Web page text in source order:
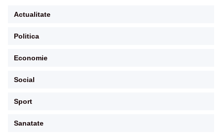
Actualitate
Politica
Economie
Social
Sport
Sanatate